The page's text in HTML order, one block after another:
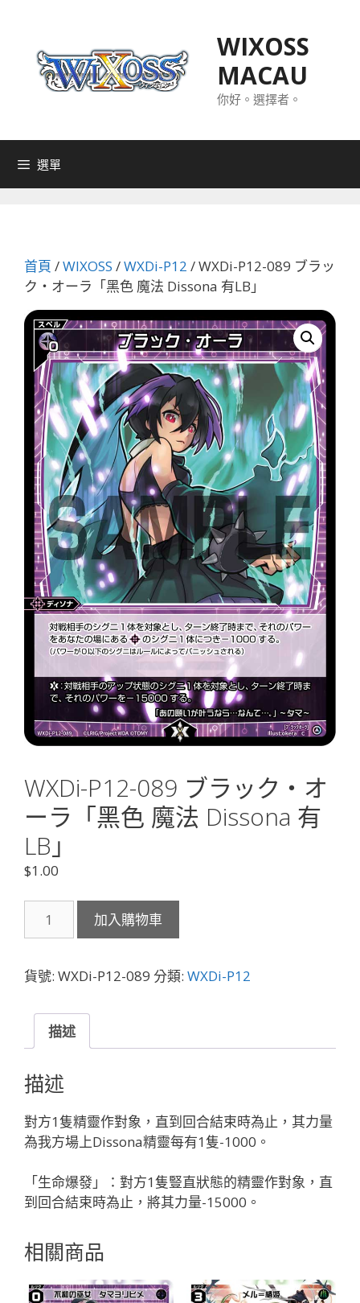
WIXOSS
MACAU
你好。選擇者。
選單
首頁 /WIXOSS /WXDi-P12 / WXDi-P12-089 ブラッ
ク・オーラ「黑色 魔法 Dissona 有LB」
WXDi-P12-089 ブラック・オ
ーラ「黑色 魔法 Dissona 有
LB」
$1.00
P12-
ブ
ッ
ク・
オ
ー
ラ
「黑
色
魔
法
Dissona
有
數
加入購物車
貨號: WXDi-P12-089 分類: WXDi-P12
描述
描述
對方1隻精靈作對象，直到回合結束時為止，其力量
為我方場上Dissona精靈每有1隻-1000。
「生命爆發」：對方1隻豎直狀態的精靈作對象，直
到回合結束時為止，將其力量-15000。
相關商品